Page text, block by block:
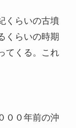
くらいの古墳
くらいの時期
てくる。これ
００年前の沖